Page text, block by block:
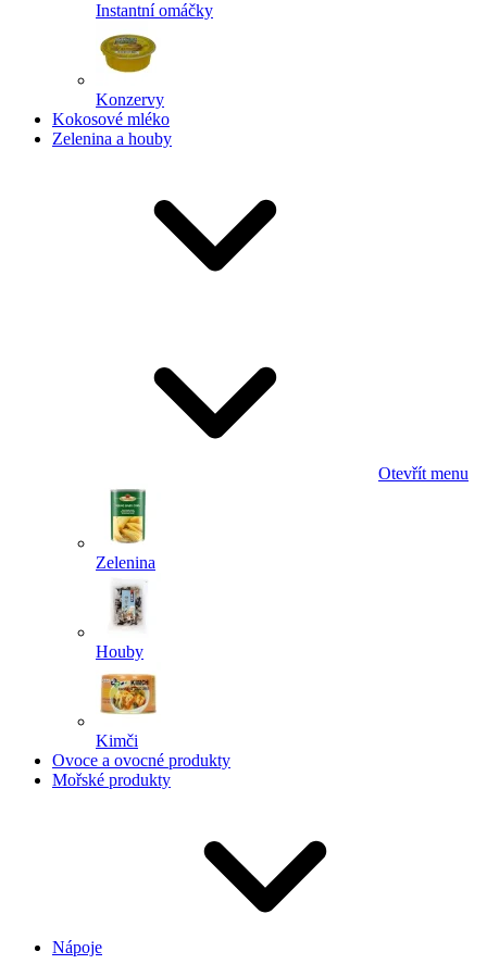
Instantní omáčky
Konzervy
Kokosové mléko
Zelenina a houby
Otevřít menu
Zelenina
Houby
Kimči
Ovoce a ovocné produkty
Mořské produkty
Nápoje